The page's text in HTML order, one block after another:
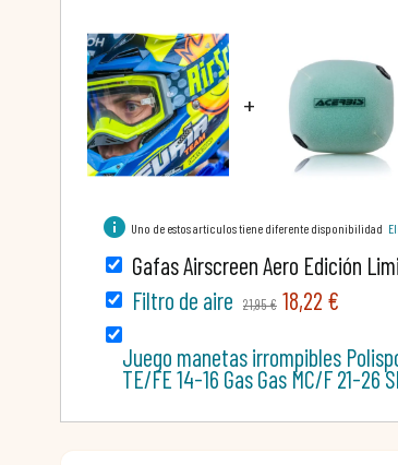
+
info Uno de estos artículos tiene diferente disponibilidad
Gafas Airscreen Aero Edición
Filtro de aire
21,95 € 18,22 €
Juego manetas irrompibles
TE/FE 14-16 Gas Gas MC/F 21-26